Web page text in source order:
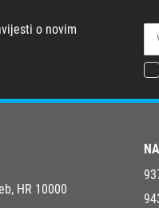
o novim
HR 10000